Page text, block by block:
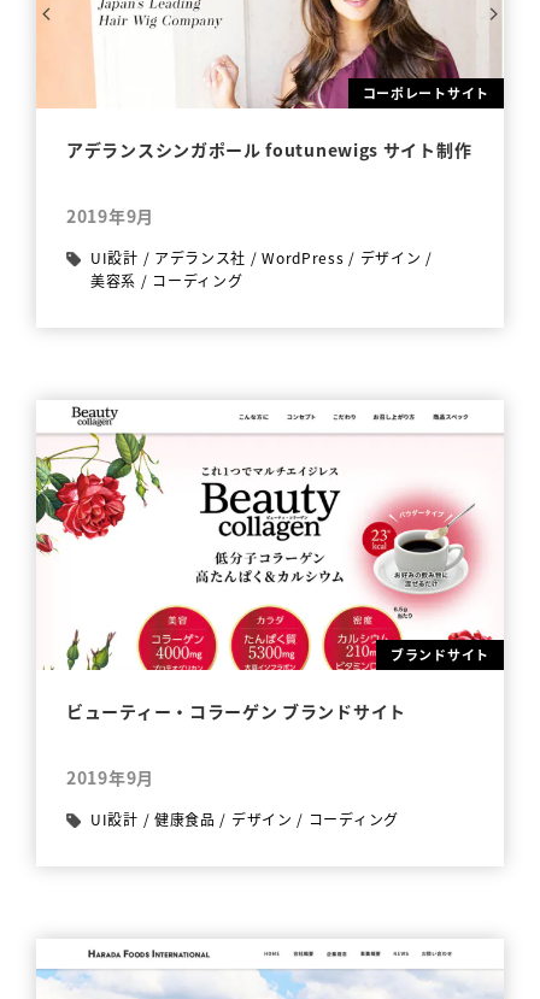
コーポレートサイト
アデランスシンガポール foutunewigs サイト制作
2019年9月
UI設計 / アデランス社 /WordPress / デザイン /
美容系 / コーディング
ブランドサイト
ビューティー・コラーゲン ブランドサイト
2019年9月
UI設計 / 健康食品 / デザイン / コーディング